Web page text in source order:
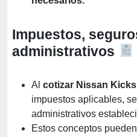
Impuestos,
administrativos
Al cotizar Nissan
impuestos aplicables,
administrativos
Estos conceptos